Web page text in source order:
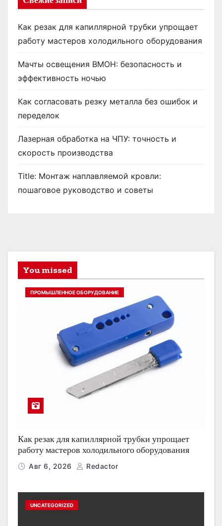
Как резак для капиллярной трубки упрощает
работу мастеров холодильного оборудования
Мачты освещения ВМОН: безопасность и
эффективность ночью
Как согласовать резку металла без ошибок и
переделок
Лазерная обработка на ЧПУ: точность и
скорость производства
Title: Монтаж наплавляемой кровли:
пошаговое руководство и советы
You missed
ПРОМЫШЛЕННОЕ ОБОРУДОВАНИЕ
Как резак для капиллярной трубки упрощает
работу мастеров холодильного оборудования
Авг 6, 2026 Redactor
UNCATEGORIZED